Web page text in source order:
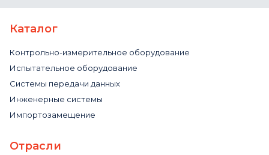
Каталог
Контрольно-измерительное оборудование
Испытательное оборудование
Системы передачи данных
Инженерные системы
Импортозамещение
Отрасли